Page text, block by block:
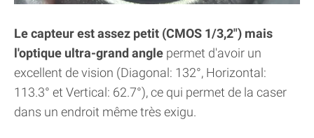
Le capteur est assez petit (CMOS 1/3,2") mais
l'optique ultra-grand angle permet d'avoir un
excellent de vision (Diagonal: 132°, Horizontal:
113.3° et Vertical: 62.7°), ce qui permet de la caser
dans un endroit même très exigu.